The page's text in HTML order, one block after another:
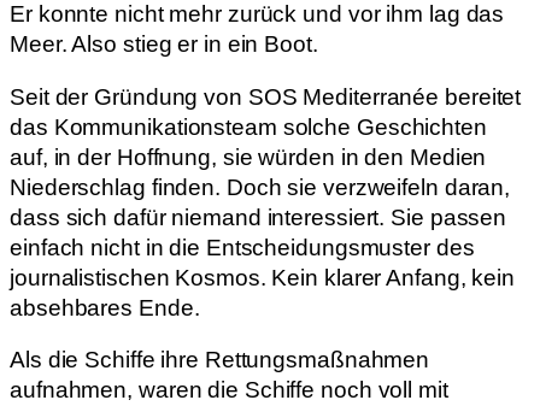
Er konnte nicht mehr zurück und vor ihm lag das
Meer. Also stieg er in ein Boot.
Seit der Gründung von SOS Mediterranée bereitet
das Kommunikationsteam solche Geschichten
auf, in der Hoffnung, sie würden in den Medien
Niederschlag finden. Doch sie verzweifeln daran,
dass sich dafür niemand interessiert. Sie passen
einfach nicht in die Entscheidungsmuster des
journalistischen Kosmos. Kein klarer Anfang, kein
absehbares Ende.
Als die Schiffe ihre Rettungsmaßnahmen
aufnahmen, waren die Schiffe noch voll mit